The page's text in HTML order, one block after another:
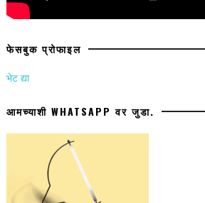
फेसबुक प्रोफाइल
भेट द्या
आमच्याशी WHATSAPP वर जुडा.